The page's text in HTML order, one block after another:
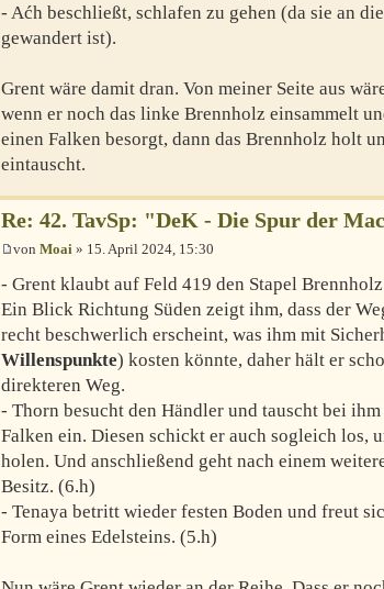
- Aćh beschließt, schlafen zu gehen (da sie an
gewandert ist).
Grent wäre damit dran. Von meiner Seite aus
wenn er noch das linke Brennholz einsammelt
einen Falken besorgt, dann das Brennholz holt
eintauscht.
Re: 42. TavSp: "DeK - Die Spur der
von Moai » 15. April 2024, 15:30
- Grent klaubt auf Feld 419 den Stapel
Ein Blick Richtung Süden zeigt ihm, dass der
recht beschwerlich erscheint, was ihm mit
Willenspunkte) kosten könnte, daher hält er
direkteren Weg.
- Thorn besucht den Händler und tauscht bei
Falken ein. Diesen schickt er auch sogleich los,
holen. Und anschließend geht nach einem
Besitz. (6.h)
- Tenaya betritt wieder festen Boden und freut
Form eines Edelsteins. (5.h)